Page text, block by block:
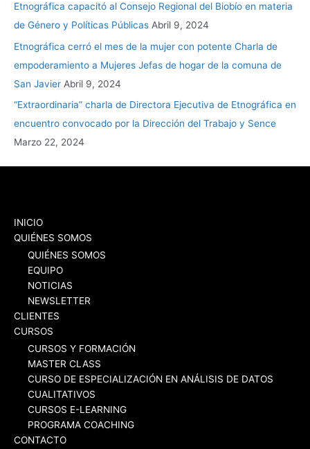
Etnográfica capacitó al Consejo Regional del Biobío en materia
de Género y Políticas Públicas Abril 9, 2024
Etnográfica cerró el mes de la mujer con potente Charla de
empoderamiento a Mujeres Jefas de hogar de la comuna de
San Javier Abril 9, 2024
“Extraordinaria” charla de Directora Ejecutiva de Etnográfica en
encuentro convocado por la Dirección del Trabajo y Sence
Marzo 22, 2024
INICIO
QUIÉNES SOMOS
QUIÉNES SOMOS
EQUIPO
NOTICIAS
NEWSLETTER
CLIENTES
CURSOS
CURSOS Y FORMACIÓN
MASTER CLASS
CURSO DE ESPECIALIZACIÓN EN ANÁLISIS DE DATOS
CUALITATIVOS
CURSOS E-LEARNING
PROGRAMA COACHING
CONTACTO